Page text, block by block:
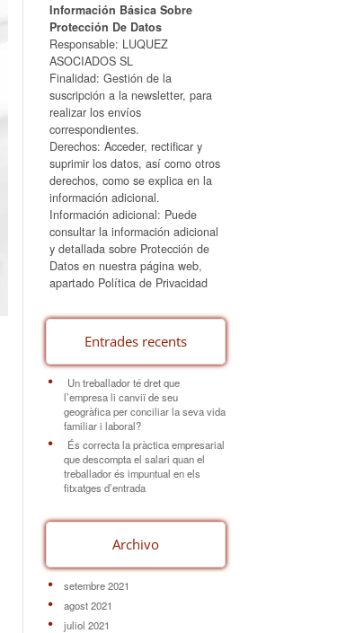
Información Básica Sobre
Protección De Datos
Responsable: LUQUEZ
ASOCIADOS SL
Finalidad: Gestión de la
suscripción a la newsletter, para
realizar los envíos
correspondientes.
Derechos: Acceder, rectificar y
suprimir los datos, así como otros
derechos, como se explica en la
información adicional.
Información adicional: Puede
consultar la información adicional
y detallada sobre Protección de
Datos en nuestra página web,
apartado Política de Privacidad
Entrades recents
Un treballador té dret que
l’empresa li canviï de seu
geogràfica per conciliar la seva vida
familiar i laboral?
És correcta la pràctica empresarial
que descompta el salari quan el
treballador és impuntual en els
fitxatges d’entrada
Archivo
setembre 2021
agost 2021
juliol 2021